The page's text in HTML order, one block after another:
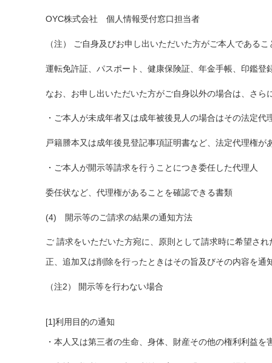
OYC株式会社 個人情報受付窓口担当者
（注） ご自身及びお申し出いただいた方がご本人である
運転免許証、パスポート、健康保険証、年金手帳、印鑑登
なお、お申し出いただいた方がご自身以外の場合は、さら
・ご本人が未成年者又は成年被後見人の場合はその法定代
戸籍謄本又は成年後見登記事項証明書など、法定代理権が
・ご本人が開示等請求を行うことにつき委任した代理人
委任状など、代理権があることを確認できる書類
(4) 開示等のご請求の結果の通知方法
ご 請求をいただいた方宛に、原則として請求時に希望さ
正、追加又は削除を行ったときはその旨及びその内容を
（注2） 開示等を行わない場合
[1]利用目的の通知
・本人又は第三者の生命、身体、財産その他の権利利益を